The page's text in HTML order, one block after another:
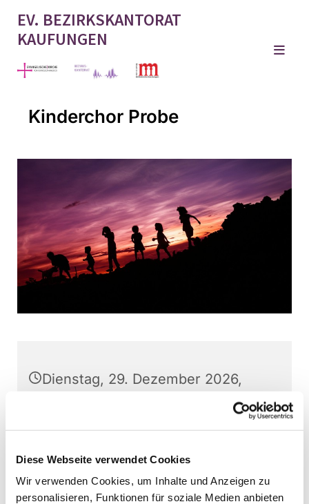
Diese Webseite verwendet Cookies
Wir verwenden Cookies, um Inhalte und Anzeigen zu
personalisieren, Funktionen für soziale Medien anbieten
EV. BEZIRKSKANTORAT
KAUFUNGEN
Kinderchor Probe
Dienstag, 29. Dezember 2026,
Schulstraße 22, 34260 Kaufungen
Kinderchor Kaufungen, Martin